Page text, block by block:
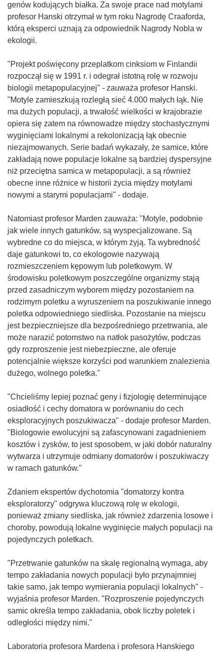
genów kodujących białka. Za swoje prace nad motylami
profesor Hanski otrzymał w tym roku Nagrodę Craaforda,
którą eksperci uznają za odpowiednik Nagrody Nobla w
ekologii.
"Projekt poświęcony przeplatkom cinksiom w Finlandii
rozpoczął się w 1991 r. i odegrał istotną rolę w rozwoju
biologii metapopulacyjnej" - zauważa profesor Hanski.
"Motyle zamieszkują rozległą sieć 4.000 małych łąk. Nie
ma dużych populacji, a trwałość wielkości w krajobrazie
opiera się zatem na równowadze między stochastycznymi
wyginięciami lokalnymi a rekolonizacją łąk obecnie
niezajmowanych. Serie badań wykazały, że samice, które
zakładają nowe populacje lokalne są bardziej dyspersyjne
niż przeciętna samica w metapopulacji, a są również
obecne inne różnice w historii życia między motylami
nowymi a starymi populacjami" - dodaje.
Natomiast profesor Marden zauważa: "Motyle, podobnie
jak wiele innych gatunków, są wyspecjalizowane. Są
wybredne co do miejsca, w którym żyją. Ta wybredność
daje gatunkowi to, co ekologowie nazywają
rozmieszczeniem kępowym lub poletkowym. W
środowisku poletkowym poszczególne organizmy stają
przed zasadniczym wyborem między pozostaniem na
rodzimym poletku a wyruszeniem na poszukiwanie innego
poletka odpowiedniego siedliska. Pozostanie na miejscu
jest bezpieczniejsze dla bezpośredniego przetrwania, ale
może narazić potomstwo na natłok pasożytów, podczas
gdy rozproszenie jest niebezpieczne, ale oferuje
potencjalnie większe korzyści pod warunkiem znalezienia
dużego, wolnego poletka."
"Chcieliśmy lepiej poznać geny i fizjologię determinujące
osiadłość i cechy domatora w porównaniu do cech
eksploracyjnych poszukiwacza" - dodaje profesor Marden.
"Biologowie ewolucyjni są zafascynowani zagadnieniem
kosztów i zysków, to jest sposobem, w jaki dobór naturalny
wytwarza i utrzymuje odmiany domatorów i poszukiwaczy
w ramach gatunków."
Zdaniem ekspertów dychotomia "domatorzy kontra
eksploratorzy" odgrywa kluczową rolę w ekologii,
ponieważ zmiany siedliska, jak również zdarzenia losowe i
choroby, powodują lokalne wyginięcie małych populacji na
pojedynczych poletkach.
"Przetrwanie gatunków na skalę regionalną wymaga, aby
tempo zakładania nowych populacji było przynajmniej
takie samo, jak tempo wymierania populacji lokalnych" -
wyjaśnia profesor Marden. "Rozproszenie pojedynczych
samic określa tempo zakładania, obok liczby poletek i
odległości między nimi."
Laboratoria profesora Mardena i profesora Hanskiego